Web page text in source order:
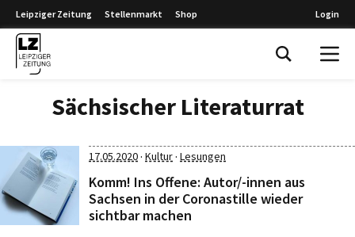
Leipziger Zeitung Stellenmarkt Shop Login
Sächsischer Literaturrat
17.05.2020· Kultur· Lesungen
Komm! Ins Offene: Autor/-innen aus
Sachsen in der Coronastille wieder
sichtbar machen